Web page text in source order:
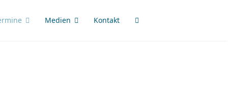
Medien Kontakt